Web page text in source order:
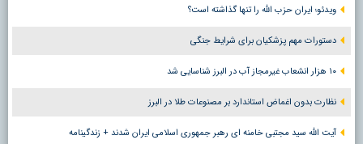
ویدئو؛ ایران حزب الله را تنها گذاشته است؟
دستورات مهم پزشکیان برای شرایط جنگی
۱۰ هزار انشعاب غیرمجاز آب در البرز شناسایی شد
نظارت بدون اغماض استاندارد بر مصنوعات طلا در البرز
آیت الله سید مجتبی خامنه ای رهبر جمهوری اسلامی ایران شدند + زندگینامه